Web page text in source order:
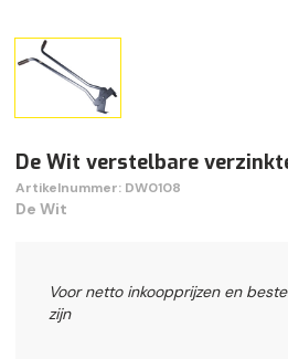
De Wit verstelbare
Artikelnummer: DW0108
De Wit
Voor netto inkoopprijzen en
zijn